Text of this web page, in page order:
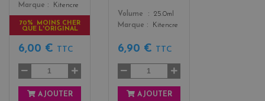
Color
Marque Kitencre
70% MOINS CHER
QUE L'ORIGINAL
6,00 € TTC
AJOUTER
Color
Volume
25.0ml
Marque
Kitencre
6,90 € TTC
AJOUTER